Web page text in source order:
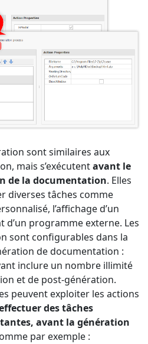
sont similaires aux
mais s’exécutentavant le
de la documentation. Elles
diverses tâches comme
l’affichage d’un
d’un programme externe. Les
sont configurables dans la
de documentation :
inclure un nombre illimité
et de post-génération.
peuvent exploiter les actions
des tâches
avant la génération
par exemple :